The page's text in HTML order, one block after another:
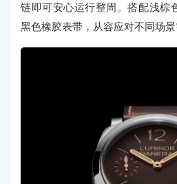
链即可安心运行整周。搭配浅棕
黑色橡胶表带，从容应对不同场景